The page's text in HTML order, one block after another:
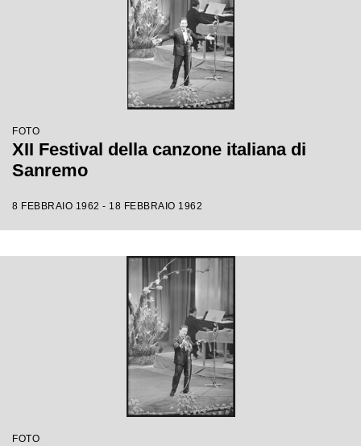
FOTO
XII Festival della canzone italiana di
Sanremo
8 FEBBRAIO 1962 - 18 FEBBRAIO 1962
FOTO